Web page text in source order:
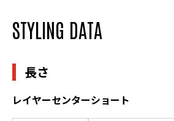
STYLING DATA
長さ
レイヤーセンターショート